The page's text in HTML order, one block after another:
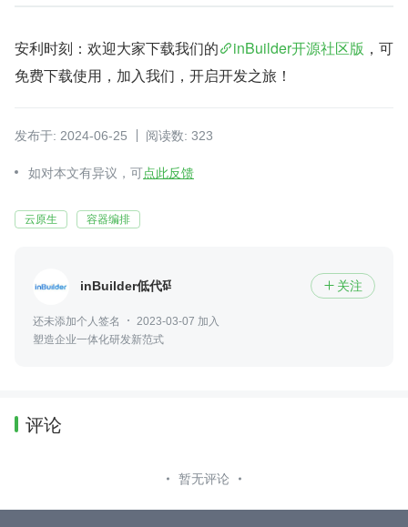
安利时刻：欢迎大家下载我们的 inBuilder开源社区版 ，可
免费下载使用，加入我们，开启开发之旅！
发布于: 2024-06-25 阅读数: 323
如对本文有异议，可点此反馈
云原生 容器编排
inBuilder低代码平台  关注
还未添加个人签名
2023-03-07 加入
塑造企业一体化研发新范式
评论
暂无评论